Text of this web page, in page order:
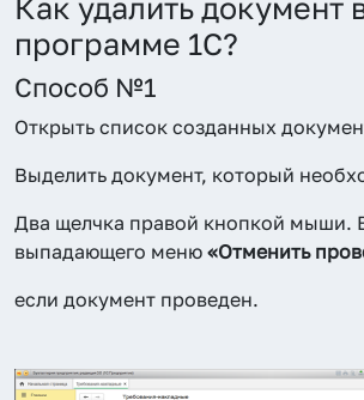
Как удалить документ
программе 1С?
Способ №1
Открыть список созданных
Выделить документ, который
Два щелчка правой кнопкой мыши.
выпадающего меню «Отменить
если документ проведен.